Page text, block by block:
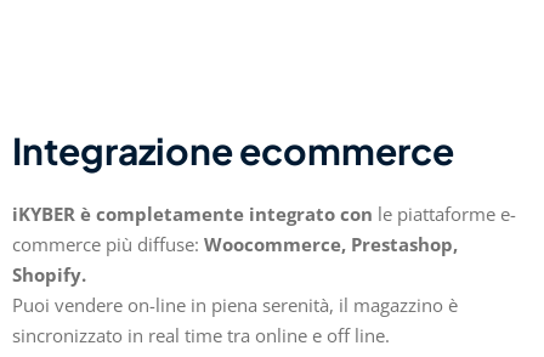
Integrazione ecommerce
iKYBER è completamente integrato con le piattaforme e-
commerce più diffuse: Woocommerce, Prestashop,
Shopify.
Puoi vendere on-line in piena serenità, il magazzino è
sincronizzato in real time tra online e off line.